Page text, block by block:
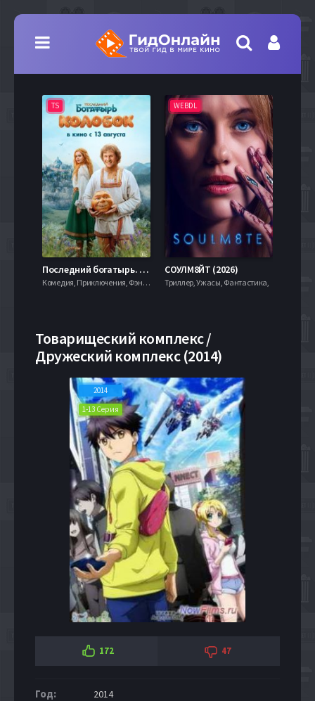
TS
Последний богатырь. Колобок (2026)
Комедия, Приключения, Фэнтези,
WEBDL
СОУЛМ8ЙТ (2026)
Триллер, Ужасы, Фантастика,
Товарищеский комплекс /
Дружеский комплекс (2014)
2014
1-13 Серия
172 47
Год: 2014